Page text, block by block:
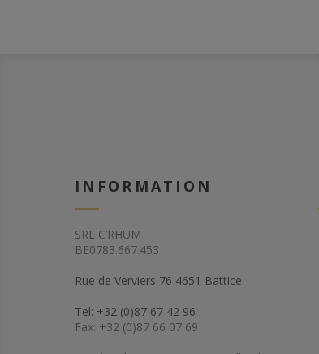
INFORMATION
SRL C’RHUM
BE0783.667.453
Rue de Verviers 76 4651 Battice
Tel: +32 (0)87 67 42 96
Fax: +32 (0)87 66 07 69